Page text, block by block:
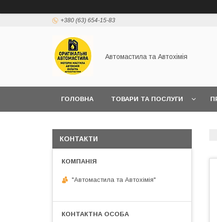
+380 (63) 654-15-83
Автомастила та Автохімія
ГОЛОВНА ТОВАРИ ТА ПОСЛУГИ
КОНТАКТИ
"Автомастила та Автохімія"